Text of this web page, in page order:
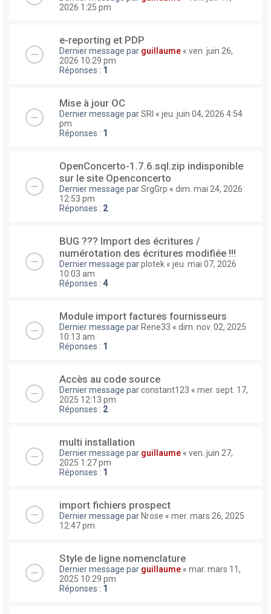
2026 1:25 pm
e-reporting et PDP
Dernier message par guillaume « ven. juin 26,
2026 10:29 pm
Réponses : 1
Mise à jour OC
Dernier message parSRI « jeu. juin 04, 2026 4:54
pm
Réponses : 1
OpenConcerto-1.7.6.sql.zip indisponible
sur le site Openconcerto
Dernier message parSrgGrp « dim. mai 24, 2026
12:53 pm
Réponses : 2
BUG ??? Import des écritures /
numérotation des écritures modifiée !!!
Dernier message parplotek « jeu. mai 07, 2026
10:03 am
Réponses : 4
Module import factures fournisseurs
Dernier message par Rene33 « dim. nov. 02, 2025
10:13 am
Réponses : 1
Accès au code source
Dernier message parconstant123 « mer. sept. 17,
2025 12:13 pm
Réponses : 2
multi installation
Dernier message par guillaume « ven. juin 27,
2025 1:27 pm
Réponses : 1
import fichiers prospect
Dernier message par Nrose « mer. mars 26, 2025
12:47 pm
Style de ligne nomenclature
Dernier message par guillaume « mar. mars 11,
2025 10:29 pm
Réponses : 1